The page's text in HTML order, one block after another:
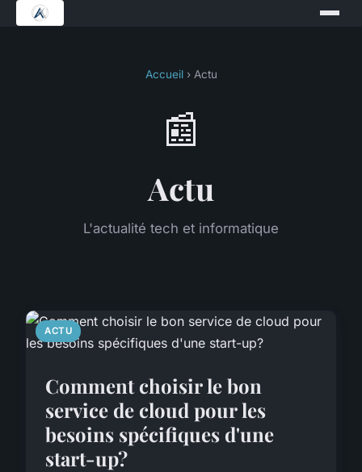
Accueil› Actu
📰
Actu
L'actualité tech et informatique
ACTU
Comment choisir le bon
service de cloud pour les
besoins spécifiques d'une
start-up?